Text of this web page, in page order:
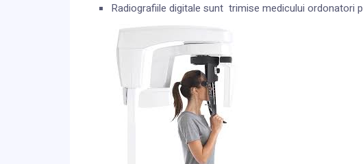
Radiografiile digitale sunt trimise medicului ordonatori